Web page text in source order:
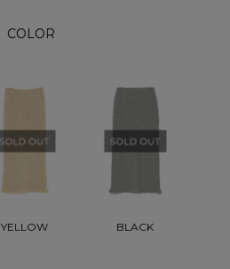
COLOR
YELLOW BLACK